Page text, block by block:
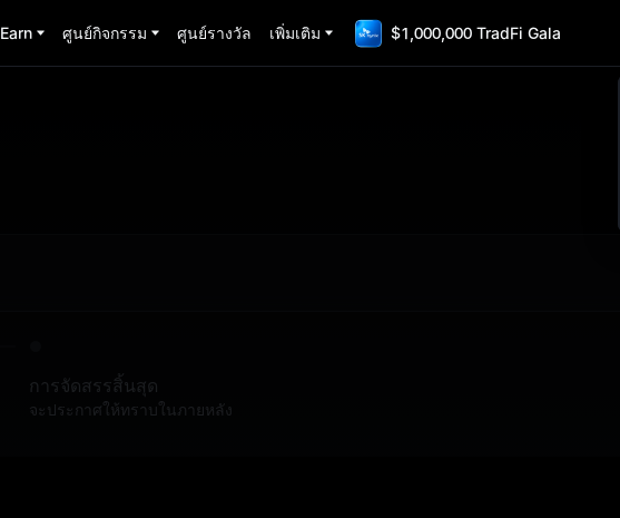
Earn ศูนย์กิจกรรม ศูนย์รางวัล เพิ่มเติม $1,000,000 TradFi Gala
การจัดสรรสิ้นสุด
จะประกาศให้ทราบในภายหลัง